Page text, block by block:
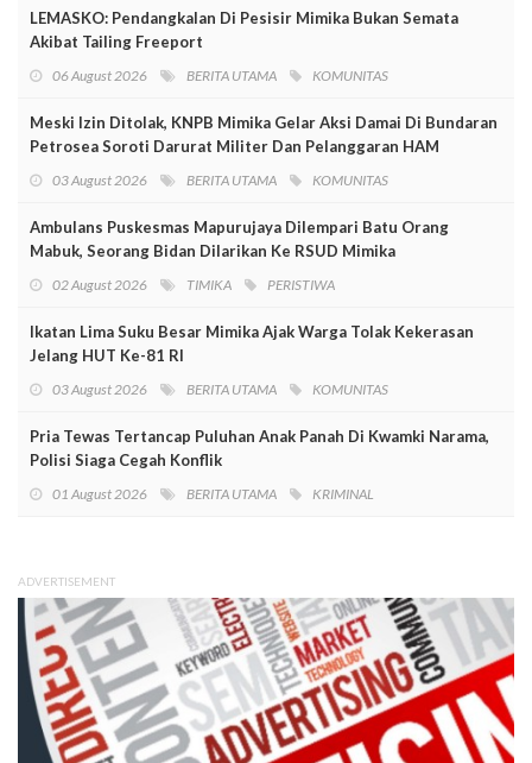
LEMASKO: Pendangkalan Di Pesisir Mimika Bukan Semata
Akibat Tailing Freeport
06 August 2026 BERITA UTAMA KOMUNITAS
Meski Izin Ditolak, KNPB Mimika Gelar Aksi Damai Di Bundaran
Petrosea Soroti Darurat Militer Dan Pelanggaran HAM
03 August 2026 BERITA UTAMA KOMUNITAS
Ambulans Puskesmas Mapurujaya Dilempari Batu Orang
Mabuk, Seorang Bidan Dilarikan Ke RSUD Mimika
02 August 2026 TIMIKA PERISTIWA
Ikatan Lima Suku Besar Mimika Ajak Warga Tolak Kekerasan
Jelang HUT Ke-81 RI
03 August 2026 BERITA UTAMA KOMUNITAS
Pria Tewas Tertancap Puluhan Anak Panah Di Kwamki Narama,
Polisi Siaga Cegah Konflik
01 August 2026 BERITA UTAMA KRIMINAL
ADVERTISEMENT